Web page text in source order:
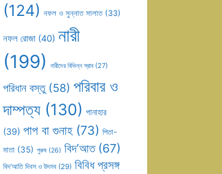
(124) নফল ও সুন্নাত সালাত(33)
নফল রোজা (40) নারী
(199) নারীদের বিভিন্ন স্রাব(27)
পরিধান বস্তু(58) পরিবার ও
দাম্পত্য (130) পানাহার
(39) পাপ বা গুনাহ(73) পিতা-
মাতা (35) পুরুষ (26) বিদ’আত(67)
বিদ’আতি দিবস ও উৎসব (29) বিবিধ প্রসঙ্গ